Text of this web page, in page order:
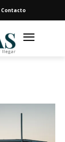
Contacto